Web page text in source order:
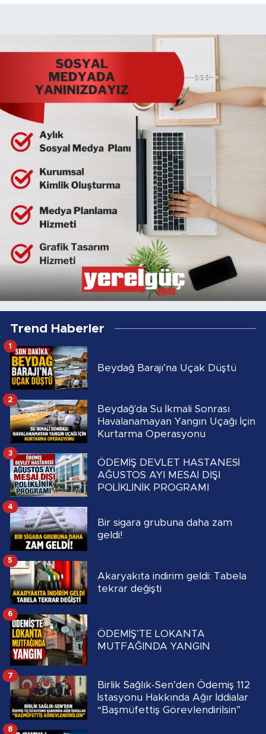
Trend Haberler
Beydağ Barajı’na Uçak Düştü
1
Beydağ'da Su İkmali Sonrası
Havalanamayan Yangın Uçağı İçin
Kurtarma Operasyonu
2
ÖDEMİŞ DEVLET HASTANESİ
AĞUSTOS AYI MESAİ DIŞI
POLİKLİNİK PROGRAMI
3
Bir sigara grubuna daha zam
geldi!
4
Akaryakıta indirim geldi: Tabela
tekrar değişti
5
ÖDEMİŞ’TE LOKANTA
MUTFAĞINDA YANGIN
6
Birlik Sağlık-Sen’den Ödemiş 112
İstasyonu Hakkında Ağır İddialar
“Başmüfettiş Görevlendirilsin”
7
8